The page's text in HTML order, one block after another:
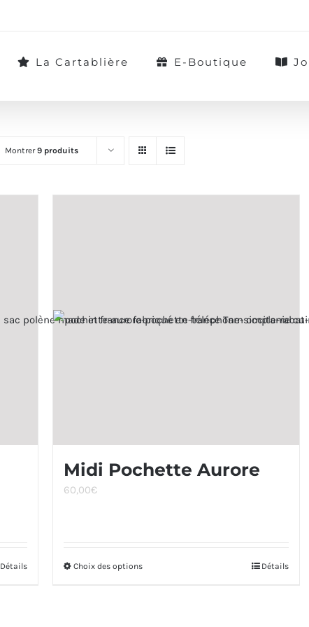
La Cartablière E-Boutique
Montrer9 produits
Détails
Midi Pochette Aurore
60,00€
Choix des optionsCe
Détails